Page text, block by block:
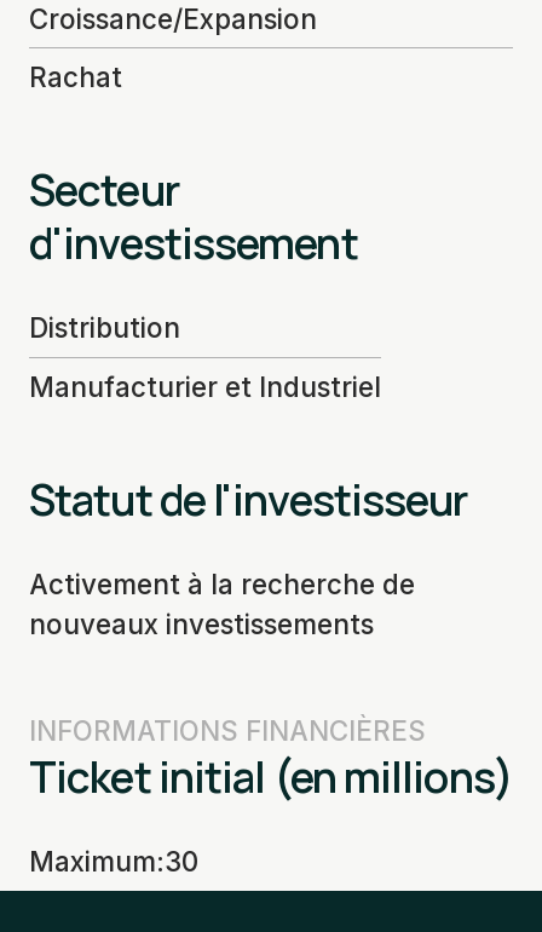
Croissance/Expansion
Rachat
Secteur
d'investissement
Distribution
Manufacturier et Industriel
Statut de l'investisseur
Activement à la recherche de
nouveaux investissements
INFORMATIONS FINANCIÈRES
Ticket initial (en millions)
Maximum:30